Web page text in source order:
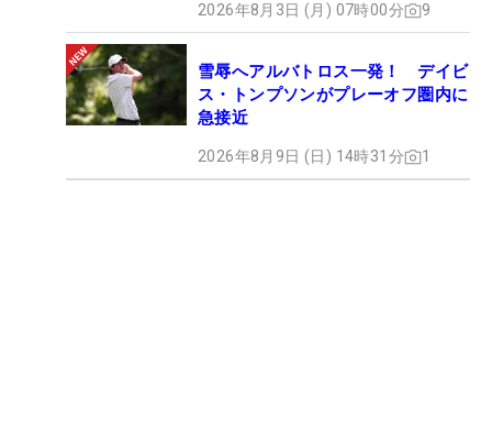
2026年8月3日 (月) 07時00分 9
雪辱へアルバトロス一発！ デイビ
ス・トンプソンがプレーオフ圏内に
急接近
2026年8月9日 (日) 14時31分 1